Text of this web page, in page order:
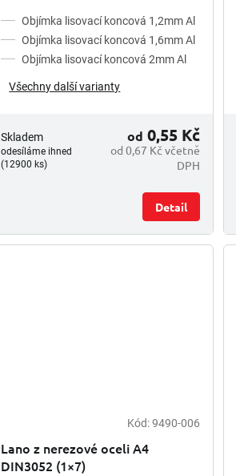
(DIN 3093A). K dispozici je...
Objímka lisovací koncová 1,2mm Al
Objímka lisovací koncová 1,6mm Al
Objímka lisovací koncová 2mm Al
Všechny další varianty
Skladem
odesíláme ihned
(12900 ks)
od 0,67 Kč včetně
DPH
od 0,55 Kč
Detail
Kód:9490-006
Lano z nerezové oceli A4
DIN3052 (1×7)